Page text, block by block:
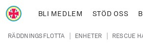
Hoppa till huvudinnehåll
BLI MEDLEM STÖD OSS
Länkstig
RÄDDNINGSFLOTTA | ENHETER | RESCUE